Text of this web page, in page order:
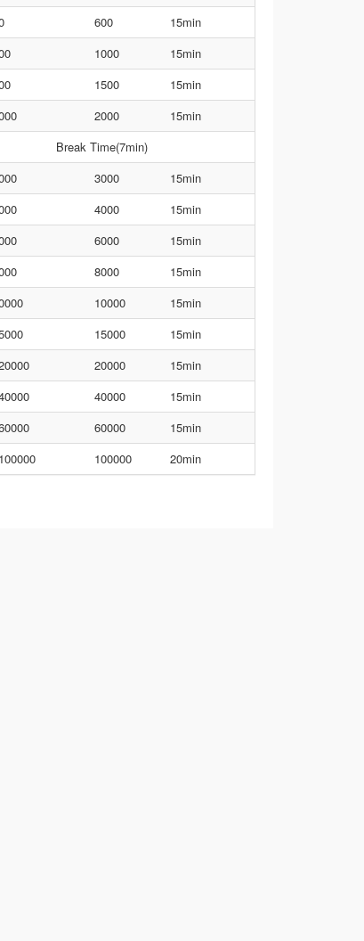
600
15min
1000
15min
1500
15min
2000
15min
Break Time(7min)
3000
15min
4000
15min
6000
15min
8000
15min
10000
15min
15000
15min
20000
15min
40000
15min
60000
15min
100000 20min